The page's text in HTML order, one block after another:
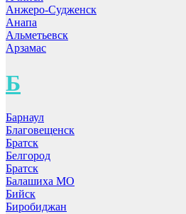
Анжеро-Судженск
Анапа
Альметьевск
Арзамас
Б
Барнаул
Благовещенск
Братск
Белгород
Братск
Балашиха МО
Бийск
Биробиджан